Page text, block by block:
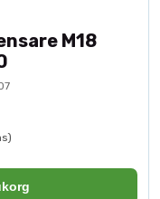
M18